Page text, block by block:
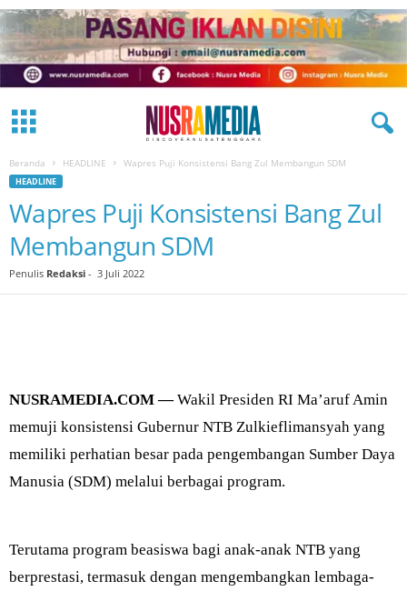
Beranda HEADLINE Wapres Puji Konsistensi Bang Zul Membangun SDM
HEADLINE
Wapres Puji Konsistensi Bang Zul
Membangun SDM
Penulis Redaksi - 3 Juli 2022
NUSRAMEDIA.COM —Wakil Presiden RI Ma’aruf Amin
memuji konsistensi Gubernur NTB Zulkieflimansyah yang
memiliki perhatian besar pada pengembangan Sumber Daya
Manusia (SDM) melalui berbagai program.
Terutama program beasiswa bagi anak-anak NTB yang
berprestasi, termasuk dengan mengembangkan lembaga-